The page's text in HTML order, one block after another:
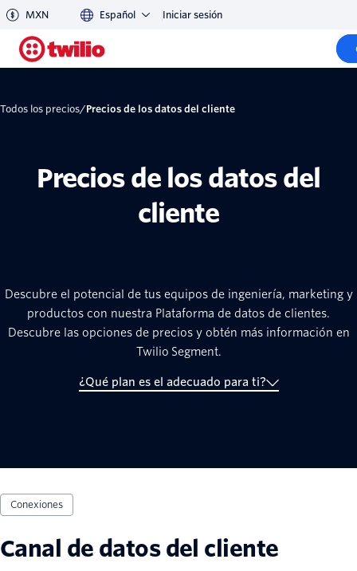
MXN Español Iniciar sesión
Todos los precios/ Precios de los datos del cliente
Precios de los datos del
cliente
Descubre el potencial de tus equipos de ingeniería, marketing y
productos con nuestra Plataforma de datos de clientes.
Descubre las opciones de precios y obtén más información en
Twilio Segment.
¿Qué plan es el adecuado para ti?
Conexiones
Canal de datos del cliente